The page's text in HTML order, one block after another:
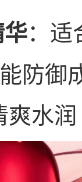
：
防御
爽水